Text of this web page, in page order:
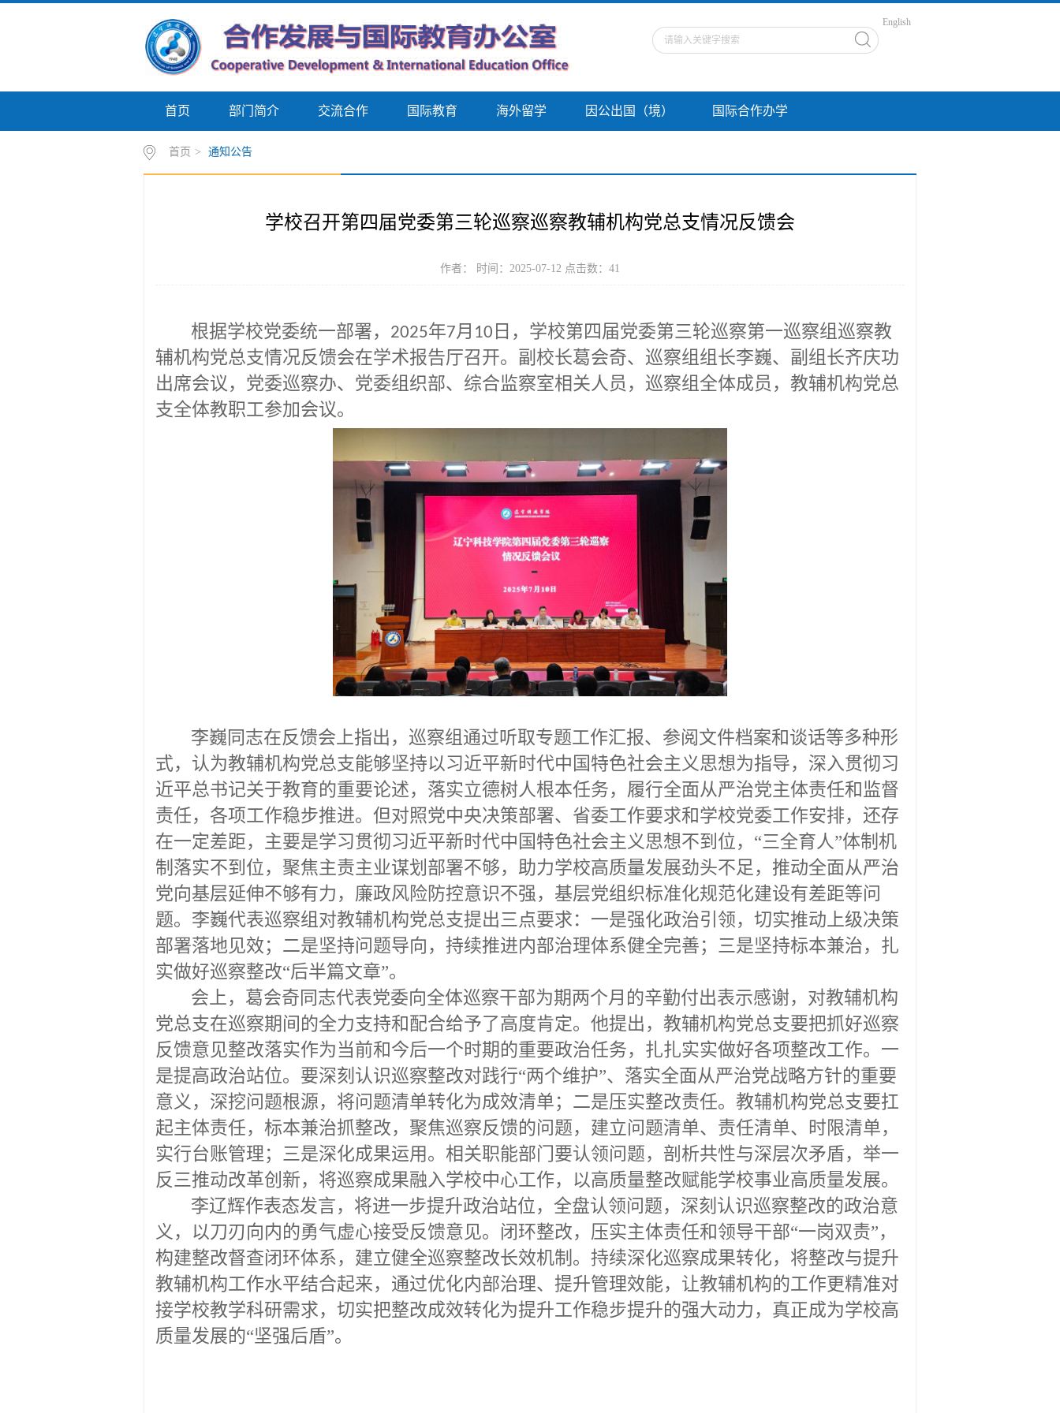
English
首页 部门简介 交流合作 国际教育 海外留学 因公出国（境） 国际合作办学
首页 > 通知公告
学校召开第四届党委第三轮巡察巡察教辅机构党总支情况反馈会
作者： 时间：2025-07-12 点击数： 41
根据学校党委统一部署， 2025年7月 10 日，学校第四届党委第三轮巡察第一巡察组巡察教
辅机构党总支情况反馈会在学术报告厅召开。副校长葛会奇、巡察组组长李巍、副组长齐庆功
出席会议，党委巡察办、党委组织部、综合监察室相关人员，巡察组全体成员，教辅机构党总
支全体教职工参加会议。
李巍同志在反馈会上指出，巡察组通过听取专题工作汇报、参阅文件档案和谈话等多种形
式，认为教辅机构党总支能够坚持以习近平新时代中国特色社会主义思想为指导，深入贯彻习
近平总书记关于教育的重要论述，落实立德树人根本任务，履行全面从严治党主体责任和监督
责任，各项工作稳步推进。但对照党中央决策部署、省委工作要求和学校党委工作安排，还存
在一定差距，主要是学习贯彻习近平新时代中国特色社会主义思想不到位， “三全育人”体制机
制落实不到位，聚焦主责主业谋划部署不够，助力学校高质量发展劲头不足，推动全面从严治
党向基层延伸不够有力，廉政风险防控意识不强，基层党组织标准化规范化建设有差距等问
题。李巍代表巡察组对教辅机构党总支提出三点要求：一是强化政治引领，切实推动上级决策
部署落地见效；二是坚持问题导向，持续推进内部治理体系健全完善；三是坚持标本兼治，扎
实做好巡察整改“后半篇文章”。
会上，葛会奇同志代表党委向全体巡察干部为期两个月的辛勤付出表示感谢，对教辅机构
党总支在巡察期间的全力支持和配合给予了高度肯定。他提出，教辅机构党总支要把抓好巡察
反馈意见整改落实作为当前和今后一个时期的重要政治任务，扎扎实实做好各项整改工作。一
是提高政治站位。要深刻认识巡察整改对践行“两个维护”、落实全面从严治党战略方针的重要
意义，深挖问题根源，将问题清单转化为成效清单；二是压实整改责任。教辅机构党总支要扛
起主体责任，标本兼治抓整改，聚焦巡察反馈的问题，建立问题清单、责任清单、时限清单，
实行台账管理；三是深化成果运用。相关职能部门要认领问题，剖析共性与深层次矛盾，举一
反三推动改革创新，将巡察成果融入学校中心工作，以高质量整改赋能学校事业高质量发展。
李辽辉作表态发言，将进一步提升政治站位，全盘认领问题，深刻认识巡察整改的政治意
义，以刀刃向内的勇气虚心接受反馈意见。闭环整改，压实主体责任和领导干部“一岗双责”，
构建整改督查闭环体系，建立健全巡察整改长效机制。持续深化巡察成果转化，将整改与提升
教辅机构工作水平结合起来，通过优化内部治理、提升管理效能，让教辅机构的工作更精准对
接学校教学科研需求，切实把整改成效转化为提升工作稳步提升的强大动力，真正成为学校高
质量发展的“坚强后盾”。